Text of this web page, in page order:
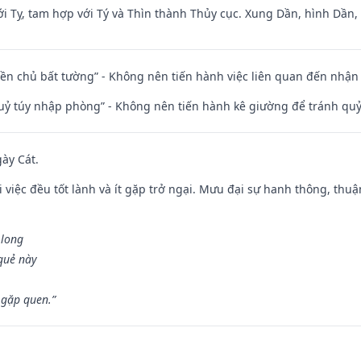
Tỵ, tam hợp với Tý và Thìn thành Thủy cục. Xung Dần, hình
chủ bất tường” - Không nên tiến hành việc liên quan đến
túy nhập phòng” - Không nên tiến hành kê giường để tránh
Cát.
việc đều tốt lành và ít gặp trở ngại. Mưu đại sự hanh thông,
này
quen.”